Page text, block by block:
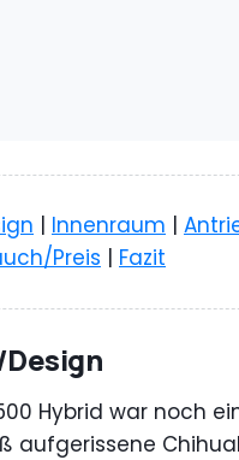
| Innenraum |
Preis | Fazit
Hybrid war noch
aufgerissene